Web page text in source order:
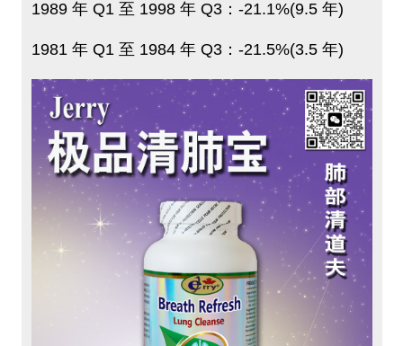
1989 年 Q1 至 1998 年 Q3：-21.1%(9.5 年)
1981 年 Q1 至 1984 年 Q3：-21.5%(3.5 年)